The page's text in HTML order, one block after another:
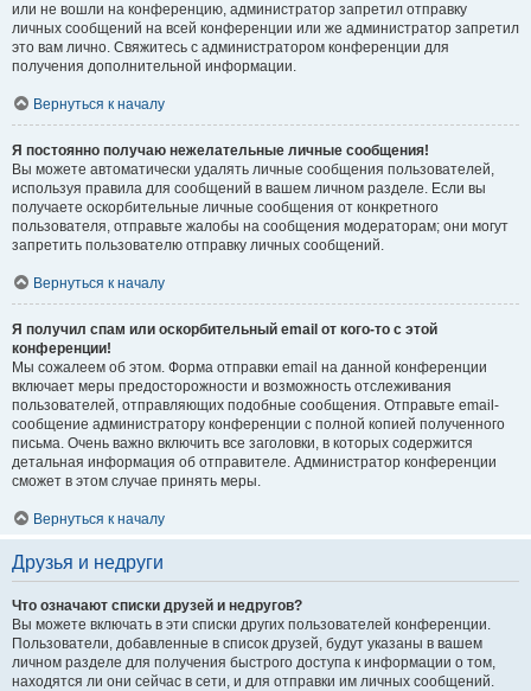
или не вошли на конференцию, администратор запретил отправку
личных сообщений на всей конференции или же администратор запретил
это вам лично. Свяжитесь с администратором конференции для
получения дополнительной информации.
Вернуться к началу
Я постоянно получаю нежелательные личные сообщения!
Вы можете автоматически удалять личные сообщения пользователей,
используя правила для сообщений в вашем личном разделе. Если вы
получаете оскорбительные личные сообщения от конкретного
пользователя, отправьте жалобы на сообщения модераторам; они могут
запретить пользователю отправку личных сообщений.
Вернуться к началу
Я получил спам или оскорбительный email от кого-то с этой
конференции!
Мы сожалеем об этом. Форма отправки email на данной конференции
включает меры предосторожности и возможность отслеживания
пользователей, отправляющих подобные сообщения. Отправьте email-
сообщение администратору конференции с полной копией полученного
письма. Очень важно включить все заголовки, в которых содержится
детальная информация об отправителе. Администратор конференции
сможет в этом случае принять меры.
Вернуться к началу
Друзья и недруги
Что означают списки друзей и недругов?
Вы можете включать в эти списки других пользователей конференции.
Пользователи, добавленные в список друзей, будут указаны в вашем
личном разделе для получения быстрого доступа к информации о том,
находятся ли они сейчас в сети, и для отправки им личных сообщений.